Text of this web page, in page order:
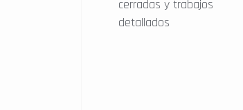
cerradas y trabajos
detallados